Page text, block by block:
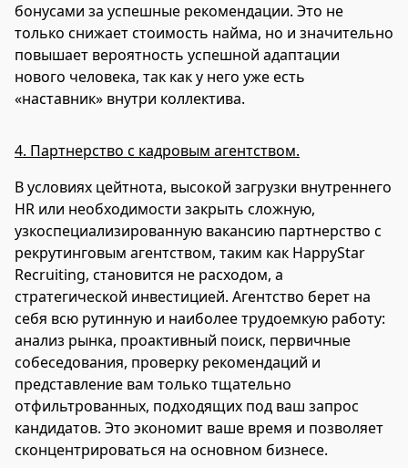
бонусами за успешные рекомендации. Это не
только снижает стоимость найма, но и значительно
повышает вероятность успешной адаптации
нового человека, так как у него уже есть
«наставник» внутри коллектива.
4. Партнерство с кадровым агентством.
В условиях цейтнота, высокой загрузки внутреннего
HR или необходимости закрыть сложную,
узкоспециализированную вакансию партнерство с
рекрутинговым агентством, таким как HappyStar
Recruiting, становится не расходом, а
стратегической инвестицией. Агентство берет на
себя всю рутинную и наиболее трудоемкую работу:
анализ рынка, проактивный поиск, первичные
собеседования, проверку рекомендаций и
представление вам только тщательно
отфильтрованных, подходящих под ваш запрос
кандидатов. Это экономит ваше время и позволяет
сконцентрироваться на основном бизнесе.